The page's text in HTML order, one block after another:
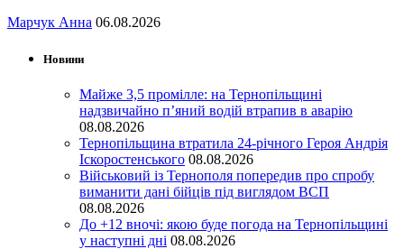
Марчук Анна 06.08.2026
Новини
Майже 3,5 промілле: на Тернопільщині
надзвичайно п’яний водій втрапив в аварію
08.08.2026
Тернопільщина втратила 24-річного Героя Андрія
Іскоростенського 08.08.2026
Військовий із Тернополя попередив про спробу
виманити дані бійців під виглядом ВСП
08.08.2026
До +12 вночі: якою буде погода на Тернопільщині
у наступні дні 08.08.2026